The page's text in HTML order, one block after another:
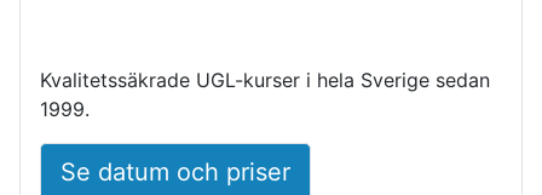
Kvalitetssäkrade UGL-kurser i hela Sverige sedan
1999.
Se datum och priser